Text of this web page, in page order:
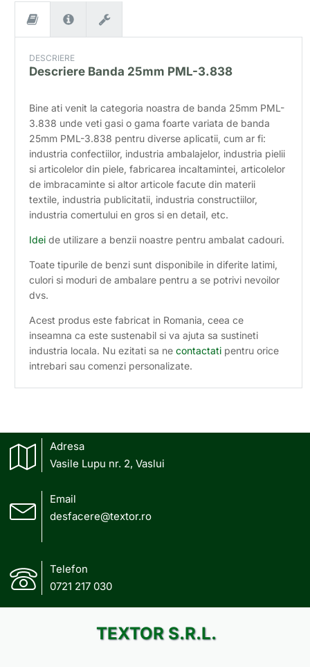
DESCRIERE
Descriere Banda 25mm PML-3.838
Bine ati venit la categoria noastra de banda 25mm PML-
3.838 unde veti gasi o gama foarte variata de banda
25mm PML-3.838 pentru diverse aplicatii, cum ar fi:
industria confectiilor, industria ambalajelor, industria pielii
si articolelor din piele, fabricarea incaltamintei, articolelor
de imbracaminte si altor articole facute din materii
textile, industria publicitatii, industria constructiilor,
industria comertului en gros si en detail, etc.
Idei de utilizare a benzii noastre pentru ambalat cadouri.
Toate tipurile de benzi sunt disponibile in diferite latimi,
culori si moduri de ambalare pentru a se potrivi nevoilor
dvs.
Acest produs este fabricat in Romania, ceea ce
inseamna ca este sustenabil si va ajuta sa sustineti
industria locala. Nu ezitati sa necontactati pentru orice
intrebari sau comenzi personalizate.
Adresa
Vasile Lupu nr. 2, Vaslui
Email
desfacere@textor.ro
Telefon
0721 217 030
TEXTOR S.R.L.